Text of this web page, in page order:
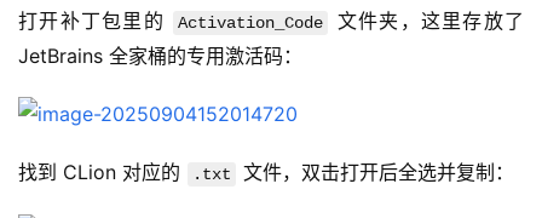
打开补丁包里的
Activation_Code
文件夹，这里存放了
JetBrains 全家桶的专用激活码：
找到 CLion 对应的 .txt 文件，双击打开后全选并复制：